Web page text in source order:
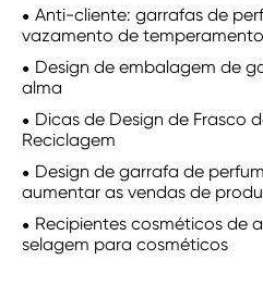
Anti-cliente: garrafas de
vazamento de temperamento
Design de embalagem de
alma
Dicas de Design de Frasco
Reciclagem
Design de garrafa de
aumentar as vendas de
Recipientes cosméticos de
selagem para cosméticos